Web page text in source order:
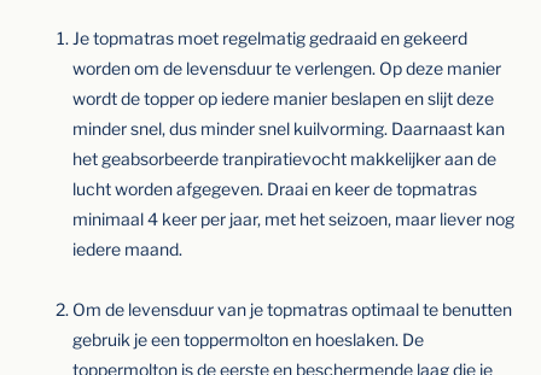
Je topmatras moet regelmatig gedraaid en gekeerd
worden om de levensduur te verlengen. Op deze manier
wordt de topper op iedere manier beslapen en slijt deze
minder snel, dus minder snel kuilvorming. Daarnaast kan
het geabsorbeerde tranpiratievocht makkelijker aan de
lucht worden afgegeven. Draai en keer de topmatras
minimaal 4 keer per jaar, met het seizoen, maar liever nog
iedere maand.
Om de levensduur van je topmatras optimaal te benutten
gebruik je een toppermolton en hoeslaken. De
toppermolton is de eerste en beschermende laag die je